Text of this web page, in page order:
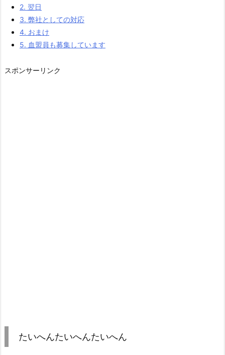
2. 翌日
3. 弊社としての対応
4. おまけ
5. 血盟員も募集しています
スポンサーリンク
たいへんたいへんたいへん